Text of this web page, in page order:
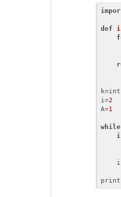
def
i=2
A=1
while